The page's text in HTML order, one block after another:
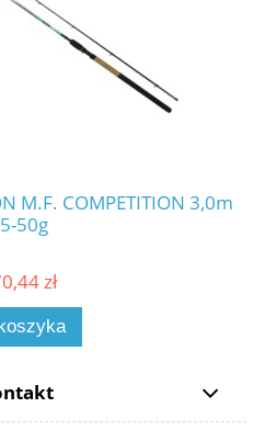
M.F. COMPETITION 3,0m
50g
zł